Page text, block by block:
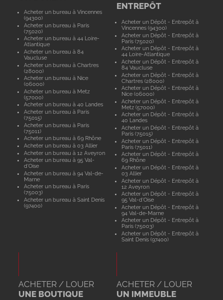
Acheter un bureau à Vincennes
(94300)
Acheter un bureau à Paris
(75020)
Acheter un bureau à 44 Loire-
Atlantique
Acheter un bureau à 84
Vaucluse
Acheter un bureau à Chartres
(28000)
Acheter un bureau à Nice
(06000)
Acheter un bureau à Metz
(57000)
Acheter un bureau à 40 Landes
Acheter un bureau à Paris
(75015)
Acheter un bureau à Paris
(75011)
Acheter un bureau à 69 Rhône
Acheter un bureau à 03 Allier
Acheter un bureau à 12 Aveyron
Acheter un bureau à 95 Val-
d'Oise
Acheter un bureau à 94 Val-de-
Marne
Acheter un bureau à Paris
(75003)
Acheter un bureau à Saint Denis
(97400)
ENTREPÔT
Acheter un Dépôt - Entrepôt à
Vincennes (94300)
Acheter un Dépôt - Entrepôt à
Paris (75020)
Acheter un Dépôt - Entrepôt à
44 Loire-Atlantique
Acheter un Dépôt - Entrepôt à
84 Vaucluse
Acheter un Dépôt - Entrepôt à
Chartres (28000)
Acheter un Dépôt - Entrepôt à
Nice (06000)
Acheter un Dépôt - Entrepôt à
Metz (57000)
Acheter un Dépôt - Entrepôt à
40 Landes
Acheter un Dépôt - Entrepôt à
Paris (75015)
Acheter un Dépôt - Entrepôt à
Paris (75011)
Acheter un Dépôt - Entrepôt à
69 Rhône
Acheter un Dépôt - Entrepôt à
03 Allier
Acheter un Dépôt - Entrepôt à
12 Aveyron
Acheter un Dépôt - Entrepôt à
95 Val-d'Oise
Acheter un Dépôt - Entrepôt à
94 Val-de-Marne
Acheter un Dépôt - Entrepôt à
Paris (75003)
Acheter un Dépôt - Entrepôt à
Saint Denis (97400)
ACHETER / LOUER
UNE BOUTIQUE
ACHETER / LOUER
UN IMMEUBLE